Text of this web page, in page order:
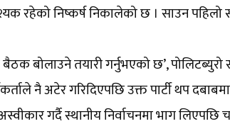
रहेको निष्कर्ष निकालेको छ । साउन पहिलो
बोलाउने तयारी गर्नुभएको छ’,
नै अटेर गरिदिएपछि उक्त पार्टी थप दबाबमा
गर्दै स्थानीय निर्वाचनमा भाग लिएपछि